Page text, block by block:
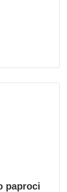
paproci